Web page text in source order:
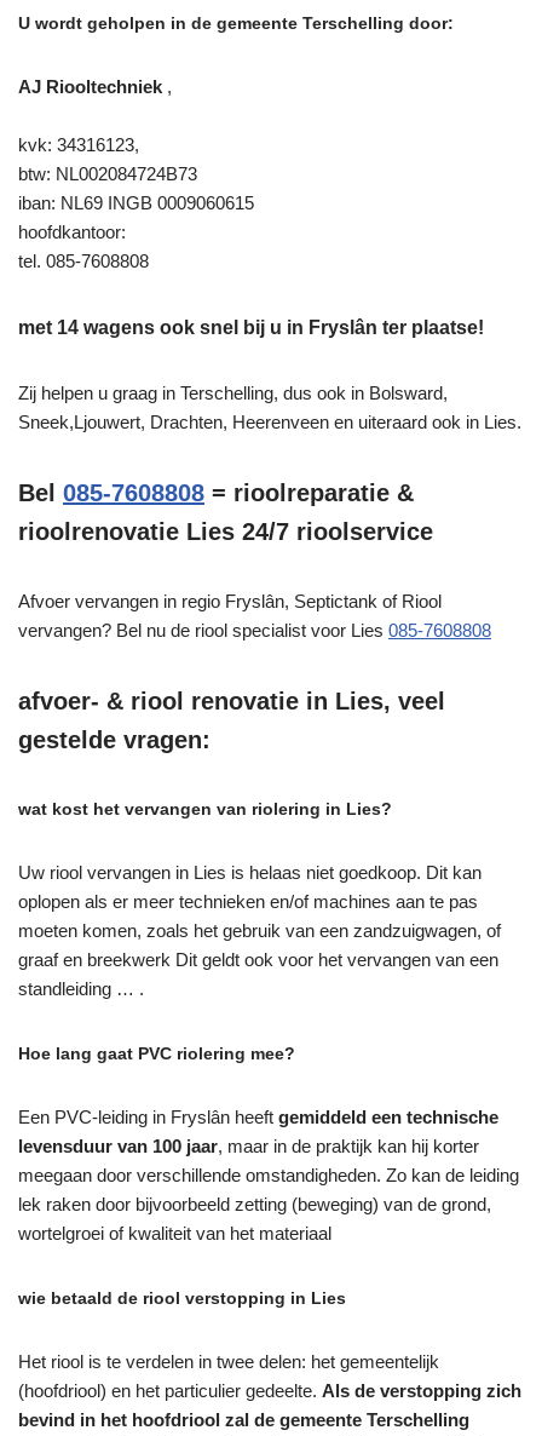
U wordt geholpen in de gemeente Terschelling door:
AJ Riooltechniek ,
kvk: 34316123,
btw: NL002084724B73
iban: NL69 INGB 0009060615
hoofdkantoor:
tel. 085-7608808
met 14 wagens ook snel bij u in Fryslân ter plaatse!
Zij helpen u graag in Terschelling, dus ook in Bolsward,
Sneek,Ljouwert, Drachten, Heerenveen en uiteraard ook in Lies.
Bel 085-7608808 = rioolreparatie &
rioolrenovatie Lies 24/7 rioolservice
Afvoer vervangen in regio Fryslân, Septictank of Riool
vervangen? Bel nu de riool specialist voor Lies 085-7608808
afvoer- & riool renovatie in Lies, veel
gestelde vragen:
wat kost het vervangen van riolering in Lies?
Uw riool vervangen in Lies is helaas niet goedkoop. Dit kan
oplopen als er meer technieken en/of machines aan te pas
moeten komen, zoals het gebruik van een zandzuigwagen, of
graaf en breekwerk Dit geldt ook voor het vervangen van een
standleiding … .
Hoe lang gaat PVC riolering mee?
Een PVC-leiding in Fryslân heeft gemiddeld een technische
levensduur van 100 jaar, maar in de praktijk kan hij korter
meegaan door verschillende omstandigheden. Zo kan de leiding
lek raken door bijvoorbeeld zetting (beweging) van de grond,
wortelgroei of kwaliteit van het materiaal
wie betaald de riool verstopping in Lies
Het riool is te verdelen in twee delen: het gemeentelijk
(hoofdriool) en het particulier gedeelte. Als de verstopping zich
bevind in het hoofdriool zal de gemeente Terschelling